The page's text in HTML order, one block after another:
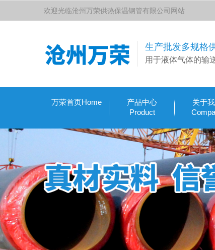
欢迎光临沧州万荣供热保温钢管有限公司网站
生产批发多规格
用于液体气体的输
万荣首页Home
产品中心
Product
关于